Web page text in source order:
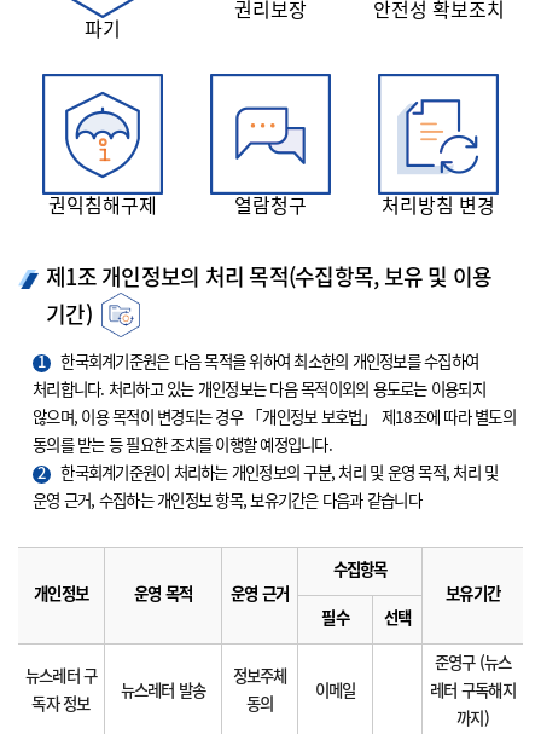
파기
권리보장 안전성 확보조치
권익침해구제 열람청구 처리방침 변경
제1조 개인정보의 처리 목적(수집항목, 보유 및 이용
기간)
1
한국회계기준원은 다음 목적을 위하여 최소한의 개인정보를 수집하여
처리합니다. 처리하고 있는 개인정보는 다음 목적이외의 용도로는 이용되지
않으며, 이용 목적이 변경되는 경우 「개인정보 보호법」 제18조에 따라 별도의
동의를 받는 등 필요한 조치를 이행할 예정입니다.
2
한국회계기준원이 처리하는 개인정보의 구분, 처리 및 운영 목적, 처리 및
운영 근거, 수집하는 개인정보 항목, 보유기간은 다음과 같습니다
개인정보 운영 목적 운영 근거
수집항목
보유기간
필수
선택
뉴스레터 구
독자 정보
뉴스레터 발송
정보주체
동의
이메일
준영구 (뉴스
레터 구독해지
까지)